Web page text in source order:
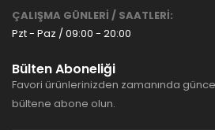
ÇALIŞMA GÜNLERİ / SAATLERİ:
Pzt - Paz / 09:00 - 20:00
Bülten Aboneliği
Favori ürünlerinizden zamanında
bültene abone olun.